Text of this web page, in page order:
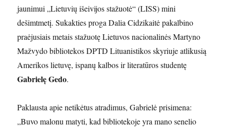
jaunimui „Lietuvių išeivijos stažuotė“ (LISS) mini
dešimtmetį. Sukakties proga Dalia Cidzikaitė pakalbino
praėjusiais metais stažuotę Lietuvos nacionalinės Martyno
Mažvydo bibliotekos DPTD Lituanistikos skyriuje atlikusią
Amerikos lietuvę, ispanų kalbos ir literatūros studentę
Gabrielę Gedo.
Paklausta apie netikėtus atradimus, Gabrielė prisimena:
„Buvo malonu matyti, kad bibliotekoje yra mano senelio